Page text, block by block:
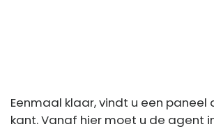
Eenmaal klaar, vindt u een
kant. Vanaf hier moet u de agent